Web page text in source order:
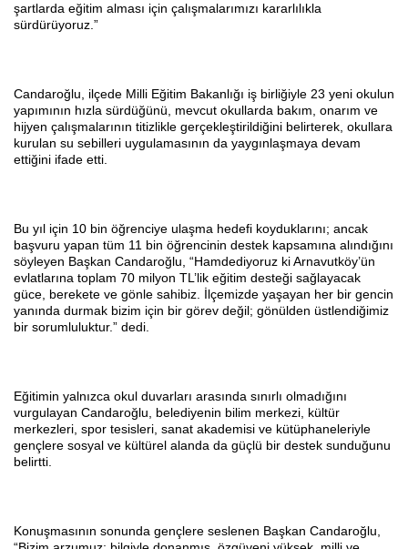
şartlarda eğitim alması için çalışmalarımızı kararlılıkla
sürdürüyoruz.”
Candaroğlu, ilçede Milli Eğitim Bakanlığı iş birliğiyle 23 yeni okulun
yapımının hızla sürdüğünü, mevcut okullarda bakım, onarım ve
hijyen çalışmalarının titizlikle gerçekleştirildiğini belirterek, okullara
kurulan su sebilleri uygulamasının da yaygınlaşmaya devam
ettiğini ifade etti.
Bu yıl için 10 bin öğrenciye ulaşma hedefi koyduklarını; ancak
başvuru yapan tüm 11 bin öğrencinin destek kapsamına alındığını
söyleyen Başkan Candaroğlu, “Hamdediyoruz ki Arnavutköy’ün
evlatlarına toplam 70 milyon TL’lik eğitim desteği sağlayacak
güce, berekete ve gönle sahibiz. İlçemizde yaşayan her bir gencin
yanında durmak bizim için bir görev değil; gönülden üstlendiğimiz
bir sorumluluktur.” dedi.
Eğitimin yalnızca okul duvarları arasında sınırlı olmadığını
vurgulayan Candaroğlu, belediyenin bilim merkezi, kültür
merkezleri, spor tesisleri, sanat akademisi ve kütüphaneleriyle
gençlere sosyal ve kültürel alanda da güçlü bir destek sunduğunu
belirtti.
Konuşmasının sonunda gençlere seslenen Başkan Candaroğlu,